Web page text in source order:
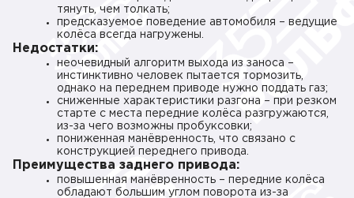
тянуть, чем толкать;
предсказуемое поведение автомобиля – ведущие
колёса всегда нагружены.
Недостатки:
неочевидный алгоритм выхода из заноса –
инстинктивно человек пытается тормозить,
однако на переднем приводе нужно поддать газ;
сниженные характеристики разгона – при резком
старте с места передние колёса разгружаются,
из-за чего возможны пробуксовки;
пониженная манёвренность, что связано с
конструкцией переднего привода.
Преимущества заднего привода:
повышенная манёвренность – передние колёса
обладают большим углом поворота из-за